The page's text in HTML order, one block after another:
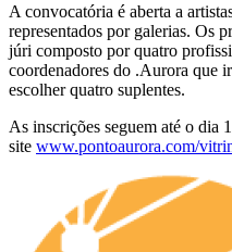
A convocatória é aberta a
representados por galerias. Os
júri composto por quatro
coordenadores do .Aurora que
escolher quatro suplentes.
As inscrições seguem até o dia
site www.pontoaurora.com/